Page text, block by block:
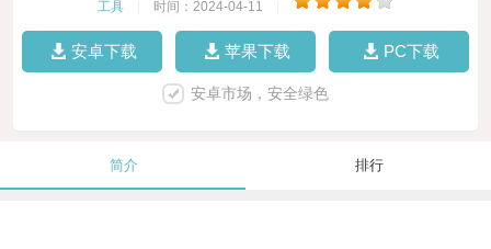
工具 时间：2024-04-11
安卓下载 苹果下载 PC下载
安卓市场，安全绿色
简介 排行